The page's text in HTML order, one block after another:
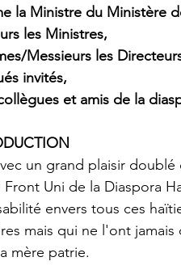
la Ministre du Ministère
les Ministres,
Messieurs les
invités,
et amis de la
Uni de la Diaspora
envers tous ces
mais qui ne l'ont
mère patrie.